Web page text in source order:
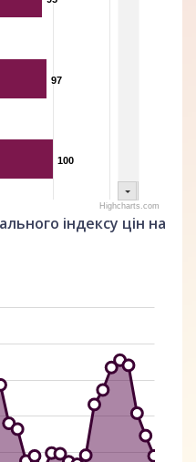
97
97
100
100
Highcharts.com
індексу цін на